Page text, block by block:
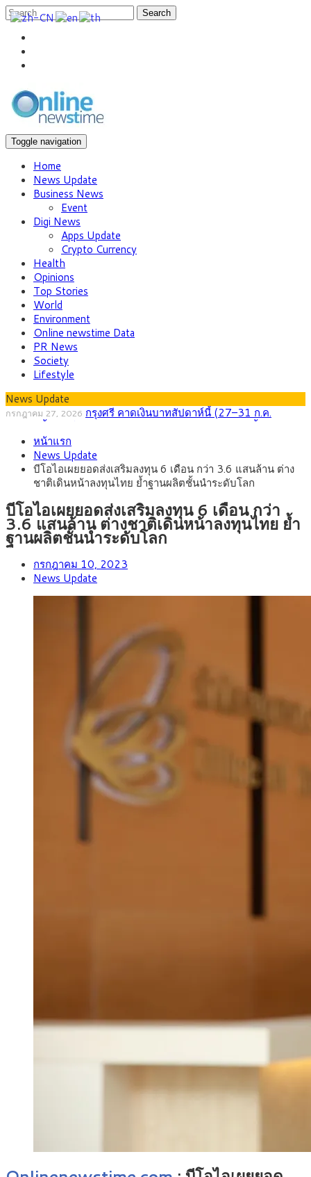
Search
Toggle navigation
Home
News Update
Business News
Event
Digi News
Apps Update
Crypto Currency
Health
Opinions
Top Stories
World
Environment
Online newstime Data
PR News
Society
Lifestyle
News Update
กรกฎาคม 27, 2026 กรุงศรี คาดเงินบาทสัปดาห์นี้ (27–31 ก.ค.
หน้ารถไฟฟ้าสงขลา โมโนเรล 12.54 กม. เชื่อมเมืองหาดใหญ่
สิงหาคม 4, 2026
หัวเพียง 2,618 บาท เสนอทบทวนจัดสรรงบให้สอดคล้องภาระงาน
จริง
สิงหาคม 3, 2026 กรุงศรี คาดเงินบาทสัปดาห์นี้ซื้อขายในกรอบ
33.00-33.60 ติดตามข้อมูลจ้างงานสหรัฐฯ
สิงหาคม 1, 2026 “เอกนิติ” เปิดเครื่องยนต์เศรษฐกิจใหม่ของไทย เดิน
หน้า 5 ยุทธศาสตร์ รื้อโครงสร้างเศรษฐกิจ ดันไทยโตเต็มศักยภาพ
กรกฎาคม 27, 2026 ภัยเงียบใกล้ตัวเด็ก LSD “แสตมป์เมา” ยาเสพติด
ลายการ์ตูน กรมศุลกากร เตือนผู้ปกครองเฝ้าระวัง หลังยึดล็อตใหญ่
จากเยอรมนี
หน้าแรก
News Update
บีโอไอเผยยอดส่งเสริมลงทุน 6 เดือน กว่า 3.6 แสนล้าน ต่าง
ชาติเดินหน้าลงทุนไทย ย้ำฐานผลิตชั้นนำระดับโลก
บีโอไอเผยยอดส่งเสริมลงทุน 6 เดือน กว่า
3.6 แสนล้าน ต่างชาติเดินหน้าลงทุนไทย ย้ำ
ฐานผลิตชั้นนำระดับโลก
กรกฎาคม 10, 2023
News Update